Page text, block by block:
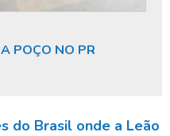
POÇO NO PR
do Brasil onde a Leão